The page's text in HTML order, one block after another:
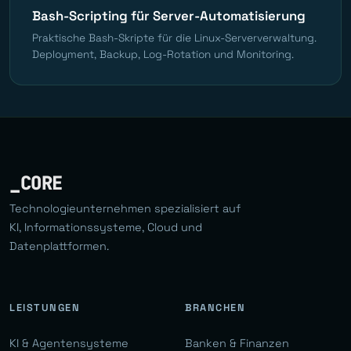
Bash-Scripting für Server-Automatisierung
Praktische Bash-Skripte für die Linux-Serververwaltung.
Deployment, Backup, Log-Rotation und Monitoring.
_CORE
Technologieunternehmen spezialisiert auf
KI, Informationssysteme, Cloud und
Datenplattformen.
LEISTUNGEN
KI & Agentensysteme
BRANCHEN
Banken & Finanzen